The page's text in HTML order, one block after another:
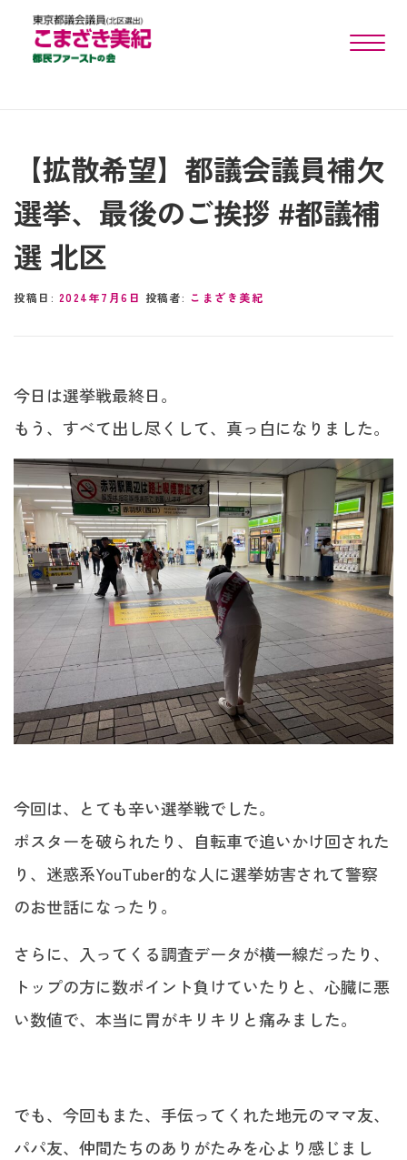
toggle
【拡散希望】都議会議員補欠
選挙、最後のご挨拶 #都議補
選 北区
投稿日: 2024年7月6日 投稿者: こまざき美紀
今日は選挙戦最終日。
もう、すべて出し尽くして、真っ白になりました。
今回は、とても辛い選挙戦でした。
ポスターを破られたり、自転車で追いかけ回された
り、迷惑系YouTuber的な人に選挙妨害されて警察
のお世話になったり。
さらに、入ってくる調査データが横一線だったり、
トップの方に数ポイント負けていたりと、心臓に悪
い数値で、本当に胃がキリキリと痛みました。
でも、今回もまた、手伝ってくれた地元のママ友、
パパ友、仲間たちのありがたみを心より感じまし